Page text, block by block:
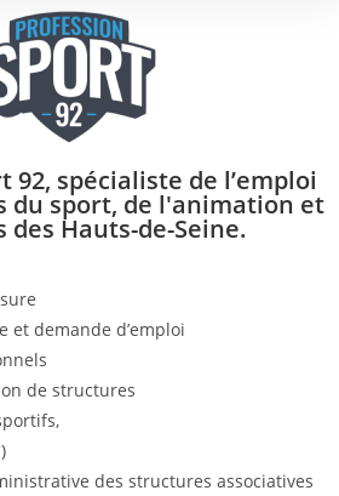
92, spécialiste de l’emploi
du sport, de l'animation et
des Hauts-de-Seine.
et demande d’emploi
de structures
des structures associatives